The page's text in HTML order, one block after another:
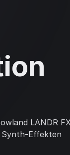
LANDR
Synth-Effekten